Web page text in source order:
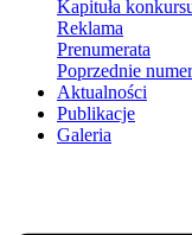
Kapituła
Reklama
Prenumerata
Poprzednie
Aktualności
Publikacje
Galeria